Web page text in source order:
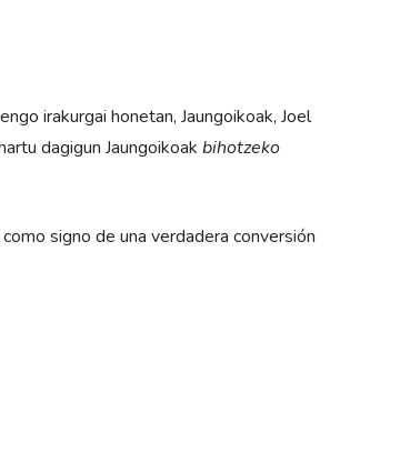
irakurgai honetan, Jaungoikoak, Joel
dagigun Jaungoikoak bihotzeko
signo de una verdadera conversión